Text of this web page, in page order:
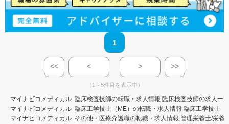
1
<< < > >>
（1～5件目を表示中）
マイナビコメディカル 臨床検査技師の転職・求人情報 臨床検査技師の求人一覧
マイナビコメディカル 臨床工学技士（ME）の転職・求人情報 臨床工学技士（
マイナビコメディカル その他・医療介護職の転職・求人情報 管理栄養士/栄養